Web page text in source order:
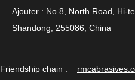
Ajouter : No.8, North Road, Hi-
Shandong, 255086, China
Friendship chain :